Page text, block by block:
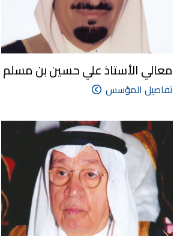
معالي الأستاذ علي حسين بن مسلم
تفاصيل المؤسس